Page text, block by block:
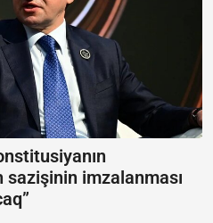
imzalanması